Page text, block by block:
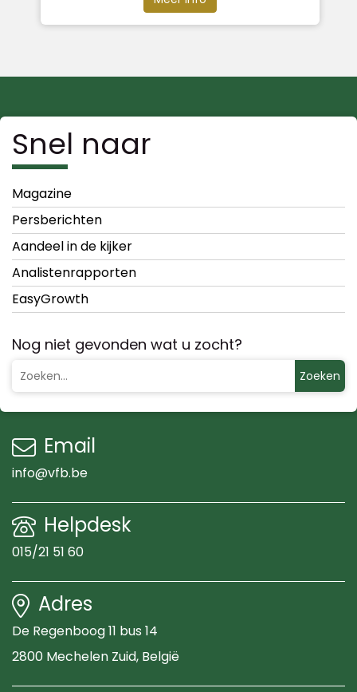
Snel naar
Magazine
Persberichten
Aandeel in de kijker
Analistenrapporten
EasyGrowth
Nog niet gevonden wat u zocht?
Zoeken
Email
info@vfb.be
Helpdesk
015/21 51 60
Adres
De Regenboog 11 bus 14
2800 Mechelen Zuid, België